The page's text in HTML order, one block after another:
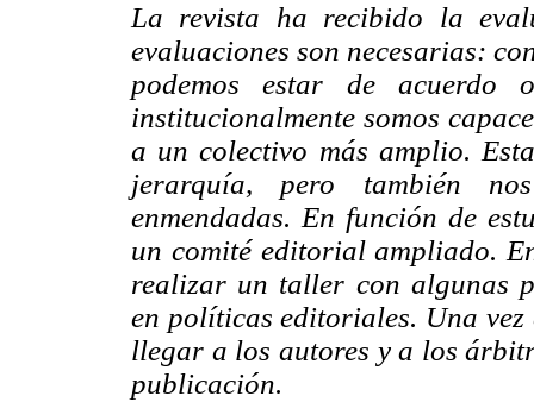
La revista ha recibido la
evaluaciones son necesarias:
podemos estar de
institucionalmente somos
a un colectivo más amplio.
jerarquía, pero también
enmendadas. En función de
un comité editorial ampliado.
realizar un taller con algunas
en políticas editoriales. Una
llegar a los autores y a los
publicación.